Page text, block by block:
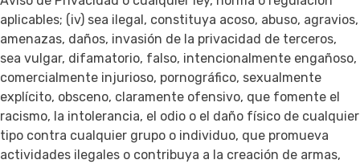
aplicables; (iv) sea ilegal, constituya acoso, abuso, agravios,
amenazas, daños, invasión de la privacidad de terceros,
sea vulgar, difamatorio, falso, intencionalmente engañoso,
comercialmente injurioso, pornográfico, sexualmente
explícito, obsceno, claramente ofensivo, que fomente el
racismo, la intolerancia, el odio o el daño físico de cualquier
tipo contra cualquier grupo o individuo, que promueva
actividades ilegales o contribuya a la creación de armas,